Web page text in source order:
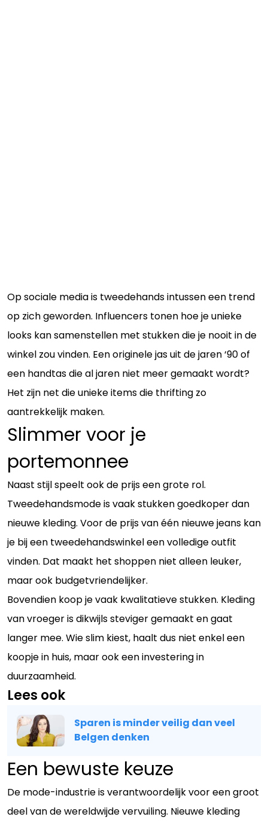
Op sociale media is tweedehands intussen een trend
op zich geworden. Influencers tonen hoe je unieke
looks kan samenstellen met stukken die je nooit in de
winkel zou vinden. Een originele jas uit de jaren ‘90 of
een handtas die al jaren niet meer gemaakt wordt?
Het zijn net die unieke items die thrifting zo
aantrekkelijk maken.
Slimmer voor je
portemonnee
Naast stijl speelt ook de prijs een grote rol.
Tweedehandsmode is vaak stukken goedkoper dan
nieuwe kleding. Voor de prijs van één nieuwe jeans kan
je bij een tweedehandswinkel een volledige outfit
vinden. Dat maakt het shoppen niet alleen leuker,
maar ook budgetvriendelijker.
Bovendien koop je vaak kwalitatieve stukken. Kleding
van vroeger is dikwijls steviger gemaakt en gaat
langer mee. Wie slim kiest, haalt dus niet enkel een
koopje in huis, maar ook een investering in
duurzaamheid.
Lees ook
Sparen is minder veilig dan veel
Belgen denken
Een bewuste keuze
De mode-industrie is verantwoordelijk voor een groot
deel van de wereldwijde vervuiling. Nieuwe kleding